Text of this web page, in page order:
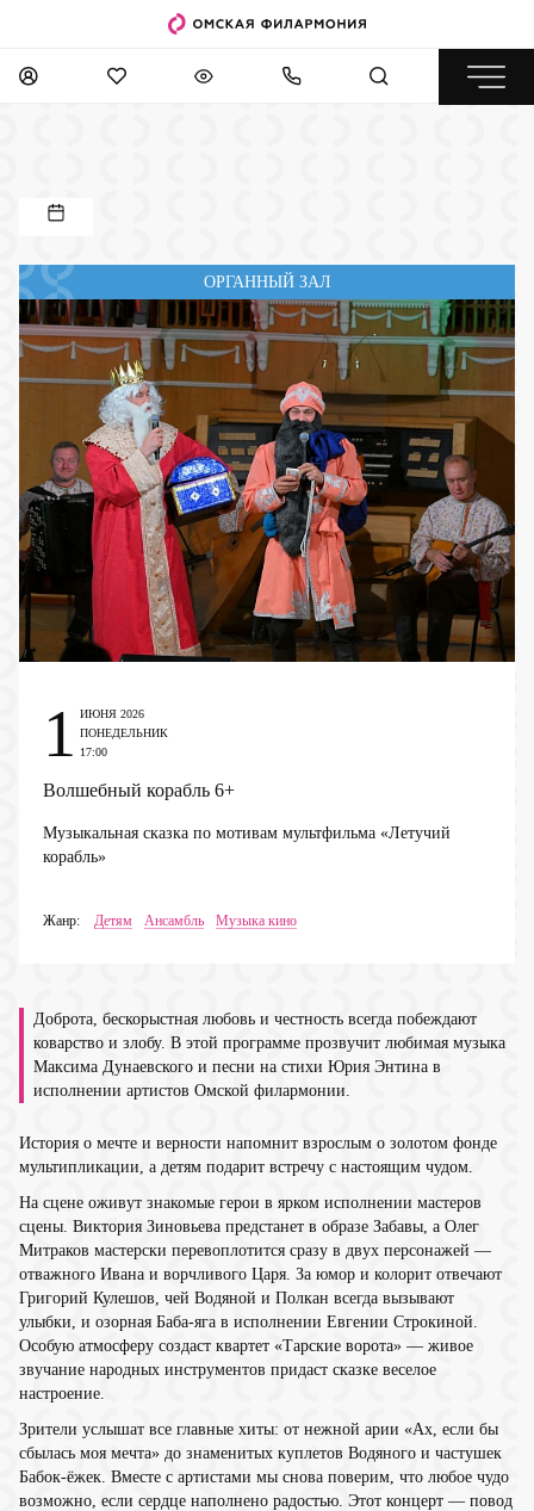
ОРГАННЫЙ ЗАЛ
Волшебный корабль 6+
Музыкальная сказка по мотивам мультфильма «Летучий
корабль»
Жанр: Детям Ансамбль Музыка кино
1 ИЮНЯ 2026
ПОНЕДЕЛЬНИК
17:00
Доброта, бескорыстная любовь и честность всегда побеждают
коварство и злобу. В этой программе прозвучит любимая музыка
Максима Дунаевского и песни на стихи Юрия Энтина в
исполнении артистов Омской филармонии.
История о мечте и верности напомнит взрослым о золотом фонде
мультипликации, а детям подарит встречу с настоящим чудом.
На сцене оживут знакомые герои в ярком исполнении мастеров
сцены. Виктория Зиновьева предстанет в образе Забавы, а Олег
Митраков мастерски перевоплотится сразу в двух персонажей —
отважного Ивана и ворчливого Царя. За юмор и колорит отвечают
Григорий Кулешов, чей Водяной и Полкан всегда вызывают
улыбки, и озорная Баба-яга в исполнении Евгении Строкиной.
Особую атмосферу создаст квартет «Тарские ворота» — живое
звучание народных инструментов придаст сказке веселое
настроение.
Зрители услышат все главные хиты: от нежной арии «Ах, если бы
сбылась моя мечта» до знаменитых куплетов Водяного и частушек
Бабок-ёжек. Вместе с артистами мы снова поверим, что любое чудо
возможно, если сердце наполнено радостью. Этот концерт — повод